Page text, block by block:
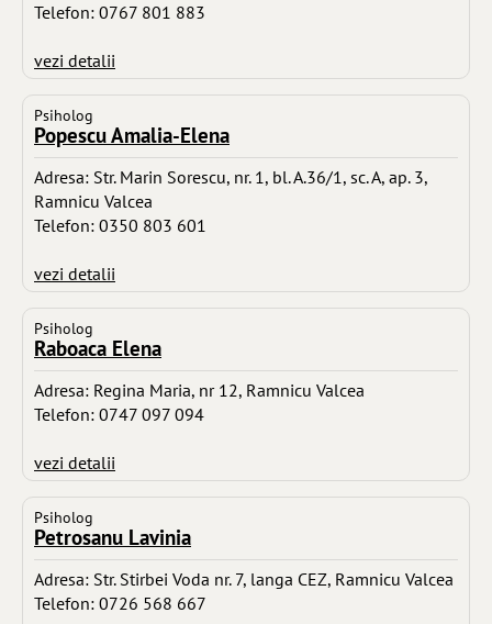
Telefon: 0767 801 883
vezi detalii
Psiholog
Popescu Amalia-Elena
Adresa: Str. Marin Sorescu, nr. 1, bl. A.36/1, sc. A, ap. 3,
Ramnicu Valcea
Telefon: 0350 803 601
vezi detalii
Psiholog
Raboaca Elena
Adresa: Regina Maria, nr 12, Ramnicu Valcea
Telefon: 0747 097 094
vezi detalii
Psiholog
Petrosanu Lavinia
Adresa: Str. Stirbei Voda nr. 7, langa CEZ, Ramnicu Valcea
Telefon: 0726 568 667